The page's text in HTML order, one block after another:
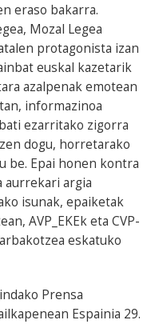
eraso bakarra.
Mozal Legea
protagonista izan
euskal kazetarik
azalpenak emotean
informazinoa
ezarritako zigorra
dogu, horretarako
be. Epai honen kontra
aurrekari argia
isunak, epaiketak
AVP_EKEk eta CVP-
eskatuko
Prensa
Espainia 29.